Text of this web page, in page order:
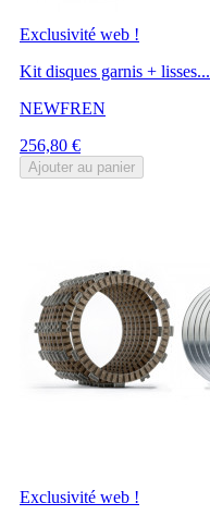
Exclusivité web !
Kit disques garnis + lisses...
NEWFREN
Prix
256,80 €
Ajouter au panier
Exclusivité web !